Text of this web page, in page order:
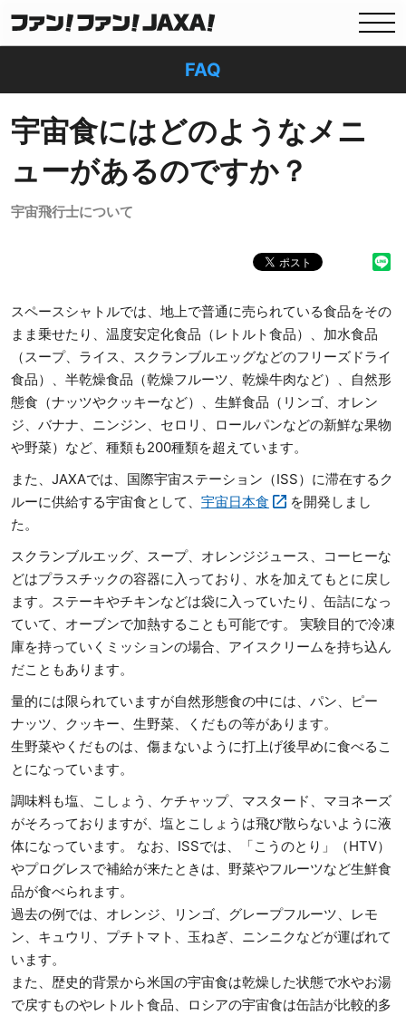
FAQ
宇宙食にはどのようなメニ
ューがあるのですか？
宇宙飛行士について
スペースシャトルでは、地上で普通に売られている食品をその
まま乗せたり、温度安定化食品（レトルト食品）、加水食品
（スープ、ライス、スクランブルエッグなどのフリーズドライ
食品）、半乾燥食品（乾燥フルーツ、乾燥牛肉など）、自然形
態食（ナッツやクッキーなど）、生鮮食品（リンゴ、オレン
ジ、バナナ、ニンジン、セロリ、ロールパンなどの新鮮な果物
や野菜）など、種類も200種類を超えています。
また、JAXAでは、国際宇宙ステーション（ISS）に滞在するク
ルーに供給する宇宙食として、 宇宙日本食
を開発しまし
た。
スクランブルエッグ、スープ、オレンジジュース、コーヒーな
どはプラスチックの容器に入っており、水を加えてもとに戻し
ます。ステーキやチキンなどは袋に入っていたり、缶詰になっ
ていて、オーブンで加熱することも可能です。 実験目的で冷凍
庫を持っていくミッションの場合、アイスクリームを持ち込ん
だこともあります。
量的には限られていますが自然形態食の中には、パン、ピー
ナッツ、クッキー、生野菜、くだもの等があります。
生野菜やくだものは、傷まないように打上げ後早めに食べるこ
とになっています。
調味料も塩、こしょう、ケチャップ、マスタード、マヨネーズ
がそろっておりますが、塩とこしょうは飛び散らないように液
体になっています。 なお、ISSでは、「こうのとり」（HTV）
やプログレスで補給が来たときは、野菜やフルーツなど生鮮食
品が食べられます。
過去の例では、オレンジ、リンゴ、グレープフルーツ、レモ
ン、キュウリ、プチトマト、玉ねぎ、ニンニクなどが運ばれて
います。
また、歴史的背景から米国の宇宙食は乾燥した状態で水やお湯
で戻すものやレトルト食品、ロシアの宇宙食は缶詰が比較的多